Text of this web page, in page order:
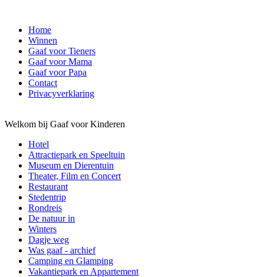
Home
Winnen
Gaaf voor Tieners
Gaaf voor Mama
Gaaf voor Papa
Contact
Privacyverklaring
Welkom bij Gaaf voor Kinderen
Hotel
Attractiepark en Speeltuin
Museum en Dierentuin
Theater, Film en Concert
Restaurant
Stedentrip
Rondreis
De natuur in
Winters
Dagje weg
Was gaaf - archief
Camping en Glamping
Vakantiepark en Appartement